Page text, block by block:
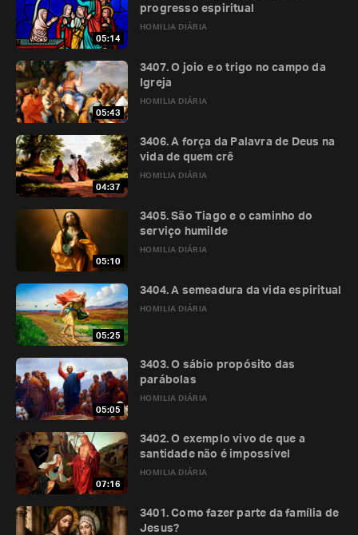
05:14
HOMILIA DIÁRIA
progresso espiritual
05:43
HOMILIA DIÁRIA
3407. O joio e o trigo no campo da
Igreja
04:37
HOMILIA DIÁRIA
3406. A força da Palavra de Deus na
vida de quem crê
05:10
HOMILIA DIÁRIA
3405. São Tiago e o caminho do
serviço humilde
05:25
HOMILIA DIÁRIA
3404. A semeadura da vida espiritual
05:05
HOMILIA DIÁRIA
3403. O sábio propósito das
parábolas
07:16
HOMILIA DIÁRIA
3402. O exemplo vivo de que a
santidade não é impossível
3401. Como fazer parte da família de
Jesus?